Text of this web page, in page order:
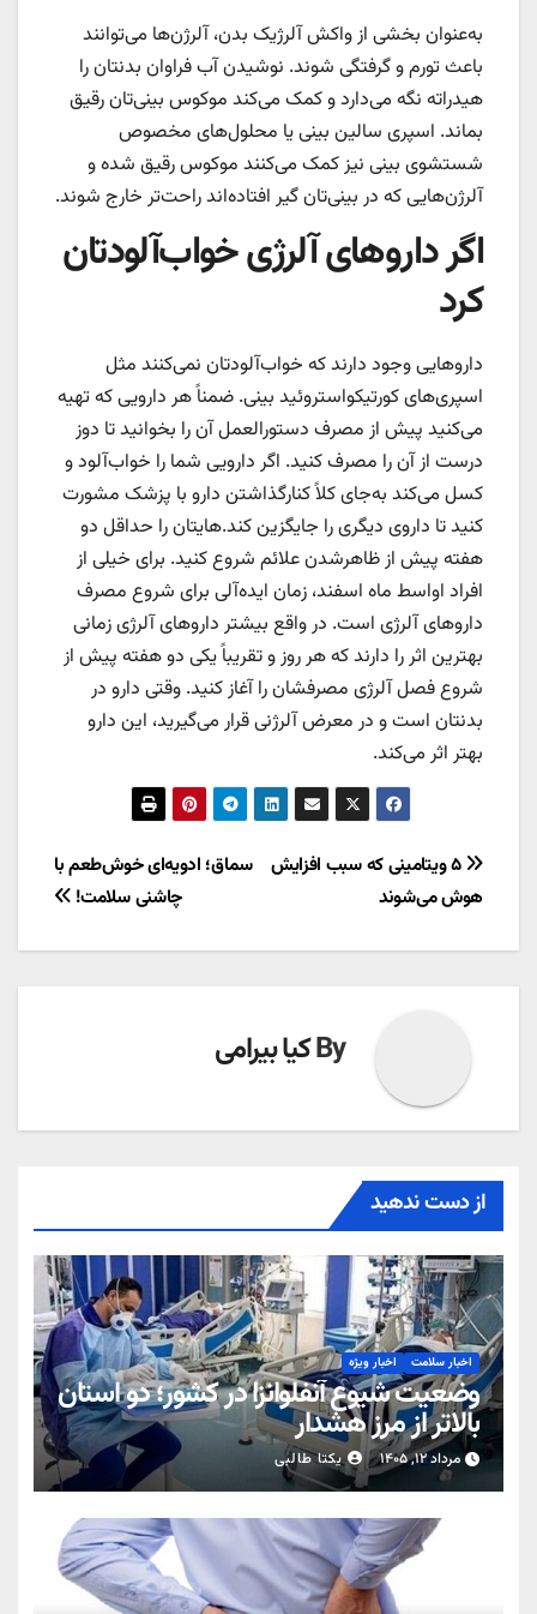
به‌عنوان بخشی از واکش آلرژیک بدن، آلرژن‌ها می‌توانند
باعث تورم و گرفتگی شوند. نوشیدن آب فراوان بدنتان را
هیدراته نگه می‌دارد و کمک می‌کند موکوس بینی‌تان رقیق
بماند. اسپری سالین بینی یا محلول‌های مخصوص
شستشوی بینی نیز کمک می‌کنند موکوس رقیق شده و
آلرژن‌هایی که در بینی‌تان گیر افتاده‌اند راحت‌تر خارج شوند.
اگر داروهای آلرژی خواب‌آلودتان
کرد
داروهایی وجود دارند که خواب‌آلودتان نمی‌کنند مثل
اسپری‌های کورتیکواستروئید بینی. ضمناً هر دارویی که تهیه
می‌کنید پیش از مصرف دستورالعمل آن را بخوانید تا دوز
درست از آن را مصرف کنید. اگر دارویی شما را خواب‌آلود و
کسل می‌کند به‌جای کلاً کنارگذاشتن دارو با پزشک مشورت
کنید تا داروی دیگری را جایگزین کند.هایتان را حداقل دو
هفته پیش از ظاهرشدن علائم شروع کنید. برای خیلی از
افراد اواسط ماه اسفند، زمان ایده‌آلی برای شروع مصرف
داروهای آلرژی است. در واقع بیشتر داروهای آلرژی زمانی
بهترین اثر را دارند که هر روز و تقریباً یکی دو هفته پیش از
شروع فصل آلرژی مصرفشان را آغاز کنید. وقتی دارو در
بدنتان است و در معرض آلرژنی قرار می‌گیرید، این دارو
بهتر اثر می‌کند.
راهبری
نوشته
سماق؛ ادویه‌ای خوش‌طعم با
چاشنی سلامت!
۵ ویتامینی که سبب افزایش
هوش می‌شوند
Byکیا بیرامی
از دست ندهید
اخبار سلامت اخبار ویژه
وضعیت شیوع آنفلوانزا در کشور؛ دو استان
بالاتر از مرز هشدار
مرداد ۱۲, ۱۴۰۵ یکتا طالبی